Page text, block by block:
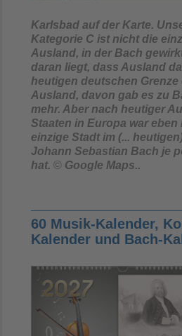
Management Platform
Karlsbad auf der Karte.
Kategorie C ist nicht die
Ausland, in der Bach
daran liegt, dass Ausland
heutigen deutschen Grenze
Ausland, davon gab es zu
mehr. Aber nach heutiger
Staaten in Europa war eben
einzige Stadt im (...
Johann Sebastian Bach je
hat. © Google Maps..
60 Musik-Kalender,
Kalender und Bach-